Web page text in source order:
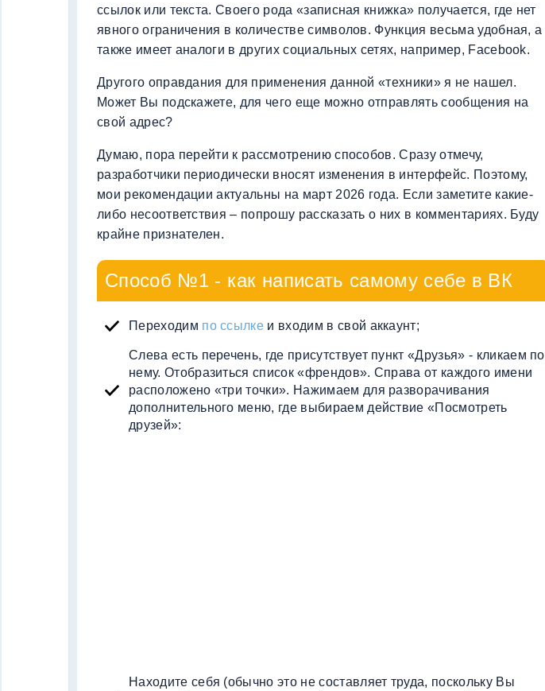
ссылок или текста. Своего рода «записная книжка» получается, где нет
явного ограничения в количестве символов. Функция весьма удобная, а
также имеет аналоги в других социальных сетях, например, Facebook.
Другого оправдания для применения данной «техники» я не нашел.
Может Вы подскажете, для чего еще можно отправлять сообщения на
свой адрес?
Думаю, пора перейти к рассмотрению способов. Сразу отмечу,
разработчики периодически вносят изменения в интерфейс. Поэтому,
мои рекомендации актуальны на март 2026 года. Если заметите какие-
либо несоответствия – попрошу рассказать о них в комментариях. Буду
крайне признателен.
Способ №1 - как написать самому себе в ВК
Переходим по ссылке и входим в свой аккаунт;
Слева есть перечень, где присутствует пункт «Друзья» - кликаем по
нему. Отобразиться список «френдов». Справа от каждого имени
расположено «три точки». Нажимаем для разворачивания
дополнительного меню, где выбираем действие «Посмотреть
друзей»:
Находите себя (обычно это не составляет труда, поскольку Вы